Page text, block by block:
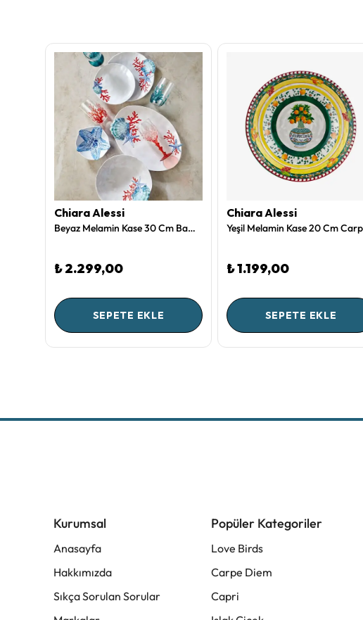
Chiara Alessi
Beyaz Melamin Kase 30 Cm Bambu Collection by Chiara Alessi
₺ 2.299,00
SEPETE EKLE
Chiara Alessi
₺ 1.199,00
SEPETE EKLE
Kurumsal
Anasayfa
Hakkımızda
Sıkça Sorulan Sorular
Popüler Kategoriler
Love Birds
Carpe Diem
Capri